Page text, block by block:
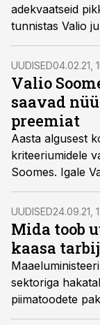
adekvaatseid
tunnistas Valio
plaanib ettevõte
UUDISED04.02.21,
Valio
saavad
preemiat
Aasta algusest
kriteeriumidele
Soomes. Igale
makstakse
liitri kohta.
ennetava
süstemaatilise
UUDISED24.09.21,
Mida toob
kaasa
sektoriga
piimatoodete
Kodumaine